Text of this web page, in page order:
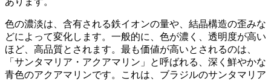
色の濃淡は、含有される鉄イオンの量や、結晶構造の歪みな
どによって変化します。一般的に、色が濃く、透明度が高い
ほど、高品質とされます。最も価値が高いとされるのは、
「サンタマリア・アクアマリン」と呼ばれる、深く鮮やかな
青色のアクアマリンです。これは、ブラジルのサンタマリア